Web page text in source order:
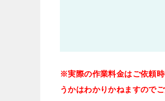
※実際の作業料金はご依頼
うかはわかりかねますのでご